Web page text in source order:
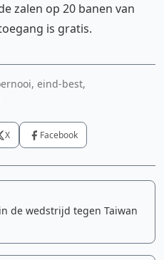
zalen op 20 banen van
is gratis.
eind-best,
X Facebook
de wedstrijd tegen Taiwan